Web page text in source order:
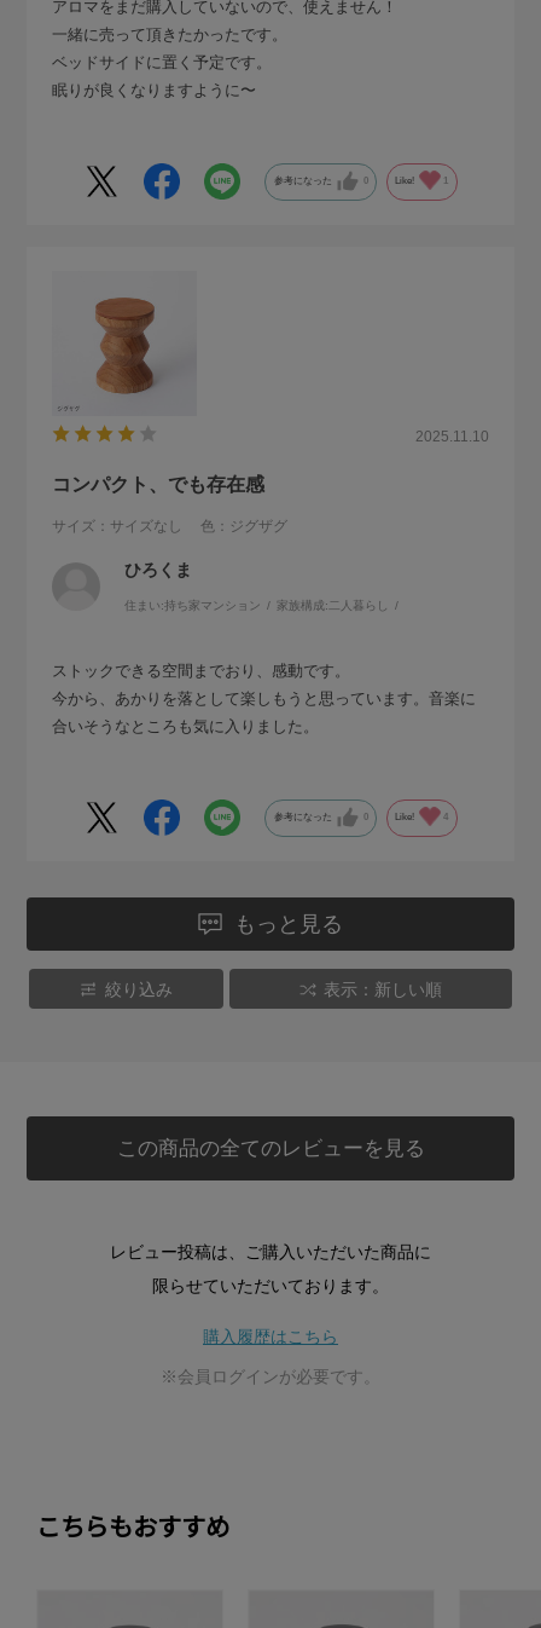
アロマをまだ購入していないので、使えません！
一緒に売って頂きたかったです。
ベッドサイドに置く予定です。
眠りが良くなりますように〜
参考になった 0 Like! 1
2025.11.10
コンパクト、でも存在感
サイズ：サイズなし 色：ジグザグ
ひろくま
住まい:持ち家マンション 家族構成: 二人暮らし
ストックできる空間までおり、感動です。
今から、あかりを落として楽しもうと思っています。音楽に
合いそうなところも気に入りました。
参考になった 0 Like! 4
もっと見る
絞り込み 表示：新しい順
この商品の全てのレビューを見る
レビュー投稿は、ご購入いただいた商品に
限らせていただいております。
購入履歴はこちら
※会員ログインが必要です。
こちらもおすすめ